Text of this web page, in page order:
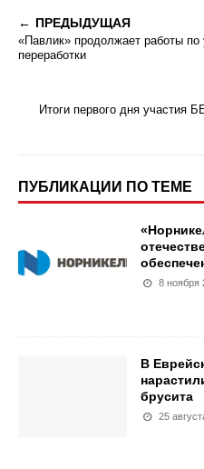
ПРЕДЫДУЩАЯ
«Павлик» продолжает работы
переработки
Итоги первого дня участия
ПУБЛИКАЦИИ ПО ТЕМЕ
8 ноября
В
брусита
25